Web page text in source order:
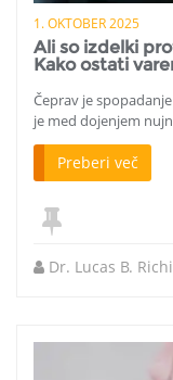
1. OKTOBER 2025
Ali so izdelki
Kako ostati
Čeprav je
je med dojenjem
Preberi več
Dr. Lucas B.